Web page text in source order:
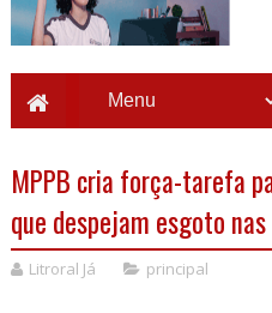
MPPB cria força-tarefa
que despejam esgoto
Litroral Já principal